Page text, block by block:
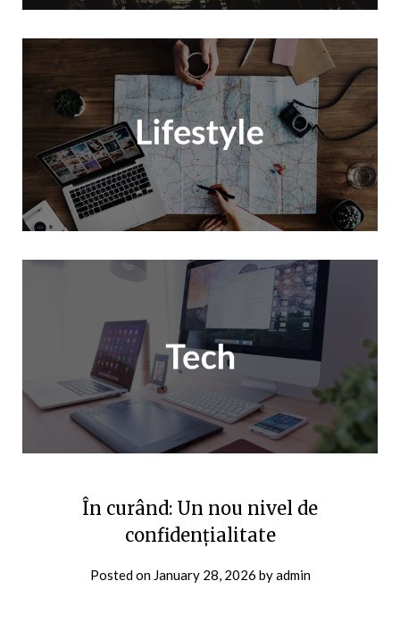
În curând: Un nou nivel de
confidențialitate
Posted on January 28, 2026 byadmin